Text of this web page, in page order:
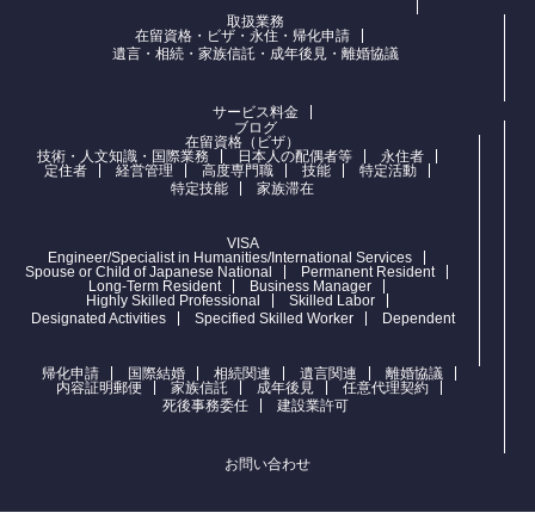
取扱業務
在留資格・ビザ・永住・帰化申請
遺言・相続・家族信託・成年後見・離婚協議
サービス料金
ブログ
在留資格（ビザ）
技術・人文知識・国際業務
日本人の配偶者等
永住者
定住者
経営管理 高度専門職 技能
特定活動
特定技能
家族滞在
VISA
Engineer/Specialist in Humanities/International Services
Spouse or Child of Japanese National
Permanent Resident
Long-Term Resident
Business Manager
Highly Skilled Professional
Skilled Labor
Designated Activities
Specified Skilled Worker Dependent
帰化申請 国際結婚 相続関連 遺言関連
離婚協議
内容証明郵便
家族信託 成年後見
任意代理契約
死後事務委任
建設業許可
お問い合わせ